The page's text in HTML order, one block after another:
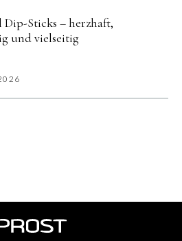
Dip-Sticks – herzhaft,
und vielseitig